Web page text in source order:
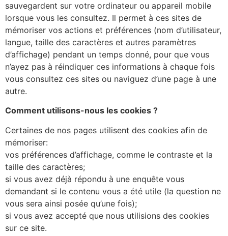
sauvegardent sur votre ordinateur ou appareil mobile
lorsque vous les consultez. Il permet à ces sites de
mémoriser vos actions et préférences (nom d’utilisateur,
langue, taille des caractères et autres paramètres
d’affichage) pendant un temps donné, pour que vous
n’ayez pas à réindiquer ces informations à chaque fois
vous consultez ces sites ou naviguez d’une page à une
autre.
Comment utilisons-nous les cookies ?
Certaines de nos pages utilisent des cookies afin de
mémoriser:
vos préférences d’affichage, comme le contraste et la
taille des caractères;
si vous avez déjà répondu à une enquête vous
demandant si le contenu vous a été utile (la question ne
vous sera ainsi posée qu’une fois);
si vous avez accepté que nous utilisions des cookies
sur ce site.